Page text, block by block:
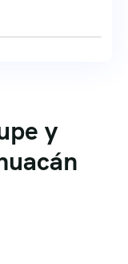
y